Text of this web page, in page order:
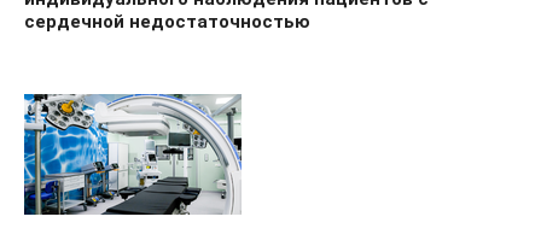
сердечной недостаточностью